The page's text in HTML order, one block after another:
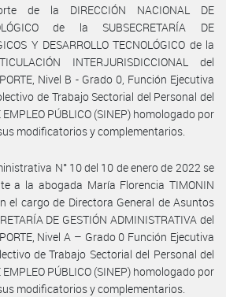
de la DIRECCIÓN NACIONAL DE
de la SUBSECRETARÍA DE
Y DESARROLLO TECNOLÓGICO de la
INTERJURISDICCIONAL del
Nivel B - Grado 0, Función Ejecutiva
de Trabajo Sectorial del Personal del
EMPLEO PÚBLICO (SINEP) homologado por
modificatorios y complementarios.
N° 10 del 10 de enero de 2022 se
a la abogada María Florencia TIMONIN
el cargo de Directora General de Asuntos
DE GESTIÓN ADMINISTRATIVA del
Nivel A – Grado 0 Función Ejecutiva
de Trabajo Sectorial del Personal del
EMPLEO PÚBLICO (SINEP) homologado por
modificatorios y complementarios.